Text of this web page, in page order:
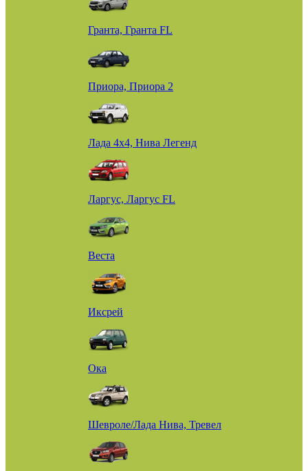
Гранта, Гранта FL
Приора, Приора 2
Лада 4х4, Нива Легенд
Ларгус, Ларгус FL
Веста
Иксрей
Ока
Шевроле/Лада Нива, Тревел